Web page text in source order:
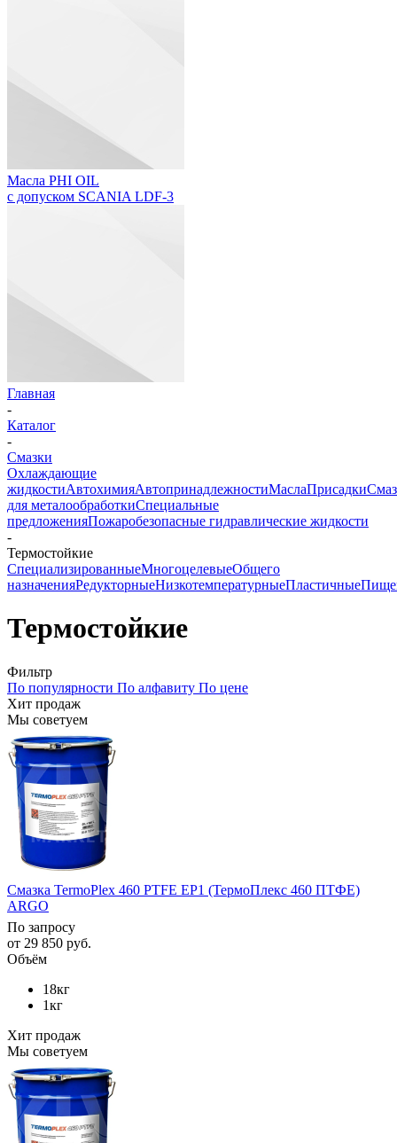
Масла PHI OIL
с допуском SCANIA LDF-3
Главная
-
Каталог
-
Смазки
Охлаждающие
жидкостиАвтохимияАвтопринадлежностиМаслаПрисадки
для металообработкиСпециальные
предложенияПожаробезопасные гидравлические жидкости
-
Термостойкие
СпециализированныеМногоцелевыеОбщего
назначенияРедукторныеНизкотемпературныеПластичные
Термостойкие
Фильтр
По популярности По алфавиту По цене
Хит продаж
Мы советуем
Смазка TermoPlex 460 PTFE EP1 (ТермоПлекс 460 ПТФЕ)
ARGO
По запросу
от 29 850 руб.
Объём
18кг
1кг
Хит продаж
Мы советуем